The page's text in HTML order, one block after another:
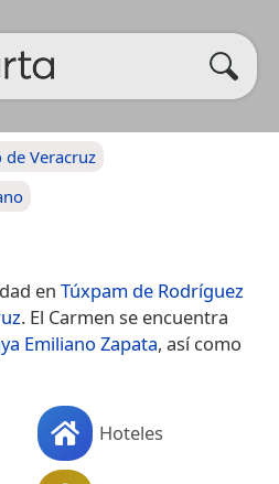
de Veracruz
en Túxpam de Rodríguez
. El Carmen se encuentra
Emiliano Zapata, así como
Hoteles